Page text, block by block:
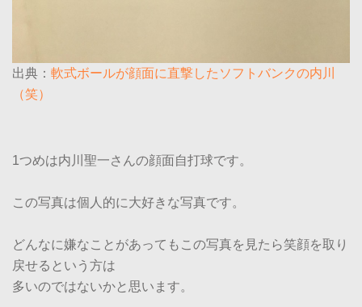
出典： 軟式ボールが顔面に直撃したソフトバンクの内川
（笑）
1つめは内川聖一さんの顔面自打球です。
この写真は個人的に大好きな写真です。
どんなに嫌なことがあってもこの写真を見たら笑顔を取り
戻せるという方は
多いのではないかと思います。